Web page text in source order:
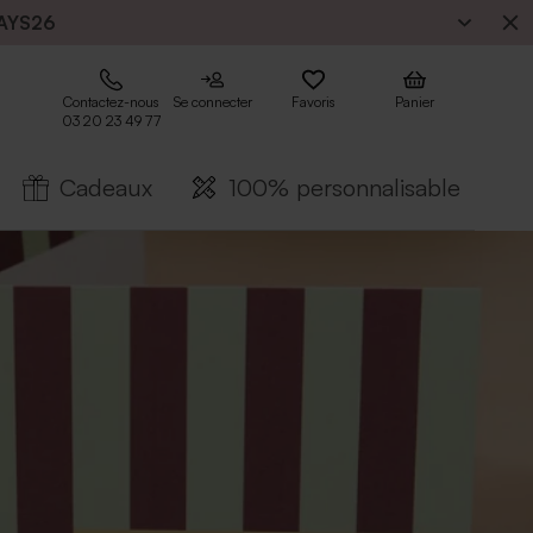
Contactez-nous
03 20 23 49 77
Se connecter Favoris Panier
Cadeaux 100% personnalisable